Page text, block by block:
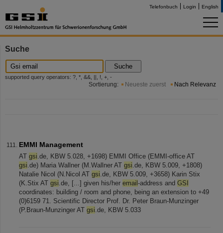
Telefonbuch Login English
Suche
Suche
supported query operators: ?, *, &&, ||, !, +, -
Sortierung: Neueste zuerst Nach Relevanz
EMMI Management
AT gsi.de, KBW 5.028, +1698) EMMI Office (EMMI-office AT
gsi.de) Maria Wallner (M.Wallner AT gsi.de, KBW 5.009, +1808)
Natalie Nicol (N.Nicol AT gsi.de, KBW 5.009, +3658) Karin Stix
(K.Stix AT gsi.de, [...] given his/her email -address and GSI
coordinates: building / room and phone, being an extension to +49
(0)6159 71. Scientific Director Prof. Dr. Peter Braun-Munzinger
(P.Braun-Munzinger AT gsi.de, KBW 5.033